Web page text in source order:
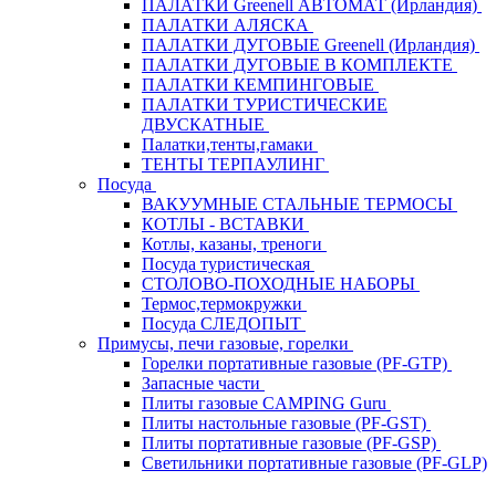
ПАЛАТКИ Greenell АВТОМАТ (Ирландия)
ПАЛАТКИ АЛЯСКА
ПАЛАТКИ ДУГОВЫЕ Greenell (Ирландия)
ПАЛАТКИ ДУГОВЫЕ В КОМПЛЕКТЕ
ПАЛАТКИ КЕМПИНГОВЫЕ
ПАЛАТКИ ТУРИСТИЧЕСКИЕ
ДВУСКАТНЫЕ
Палатки,тенты,гамаки
ТЕНТЫ ТЕРПАУЛИНГ
Посуда
ВАКУУМНЫЕ СТАЛЬНЫЕ ТЕРМОСЫ
КОТЛЫ - ВСТАВКИ
Котлы, казаны, треноги
Посуда туристическая
СТОЛОВО-ПОХОДНЫЕ НАБОРЫ
Термос,термокружки
Посуда СЛЕДОПЫТ
Примусы, печи газовые, горелки
Горелки портативные газовые (PF-GTP)
Запасные части
Плиты газовые CAMPING Guru
Плиты настольные газовые (PF-GST)
Плиты портативные газовые (PF-GSP)
Светильники портативные газовые (PF-GLP)